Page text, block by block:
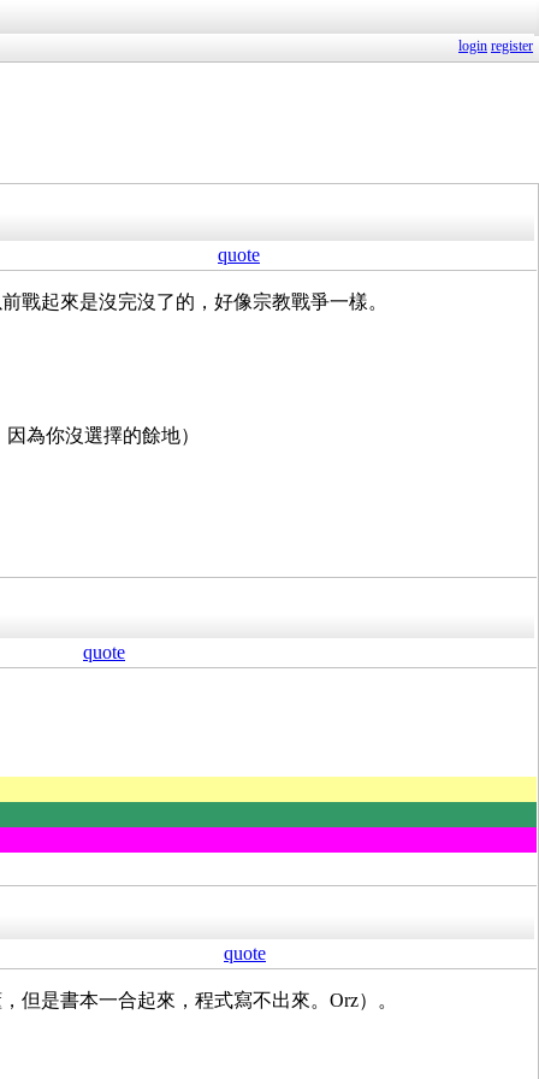
login register
quote
戰起來是沒完沒了的，好像宗教戰爭一樣。
為你沒選擇的餘地）
quote
quote
但是書本一合起來，程式寫不出來。Orz）。